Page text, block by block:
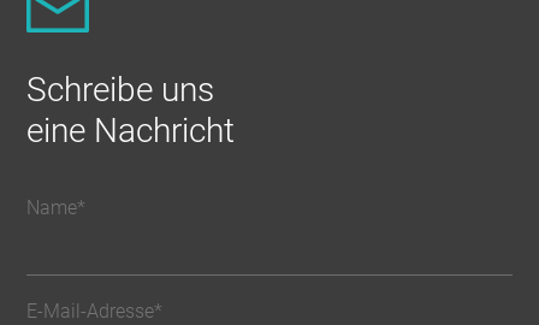
Schreibe uns
eine Nachricht
Name*
E-Mail-Adresse*